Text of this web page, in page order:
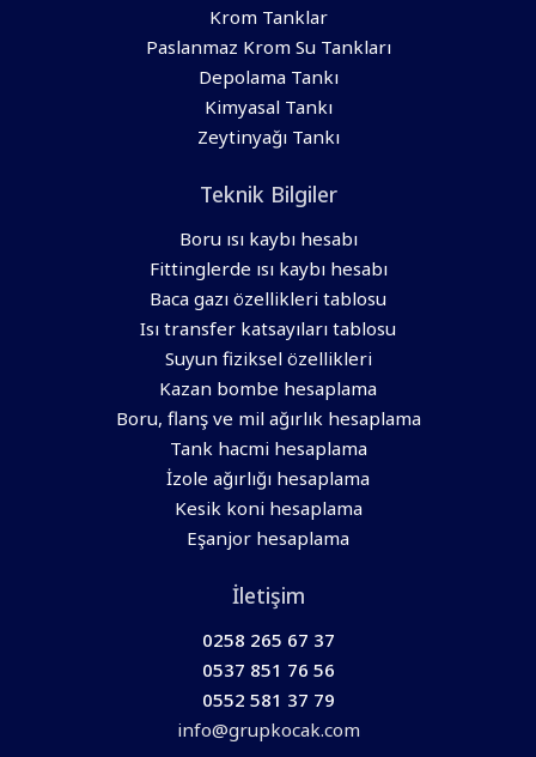
Krom Tanklar
Paslanmaz Krom Su Tankları
Depolama Tankı
Kimyasal Tankı
Zeytinyağı Tankı
Teknik Bilgiler
Boru ısı kaybı hesabı
Fittinglerde ısı kaybı hesabı
Baca gazı özellikleri tablosu
Isı transfer katsayıları tablosu
Suyun fiziksel özellikleri
Kazan bombe hesaplama
Boru, flanş ve mil ağırlık hesaplama
Tank hacmi hesaplama
İzole ağırlığı hesaplama
Kesik koni hesaplama
Eşanjor hesaplama
İletişim
0258 265 67 37
0537 851 76 56
0552 581 37 79
info@grupkocak.com